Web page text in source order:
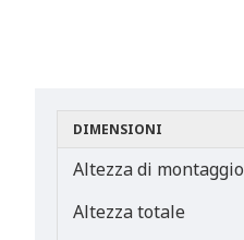
DIMENSIONI
Altezza di montaggio
Altezza totale